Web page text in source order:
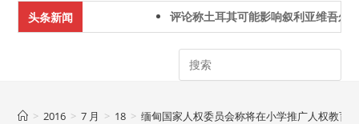
头条新闻 评论称土耳其可能影响叙利亚维吾尔
Search
> 2016 > 7 月 > 18 > 缅甸国家人权委员会称将在小学推广人权教育